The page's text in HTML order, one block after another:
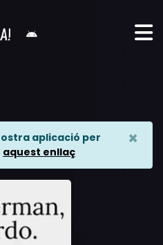
aplicació per
aquest enllaç
×